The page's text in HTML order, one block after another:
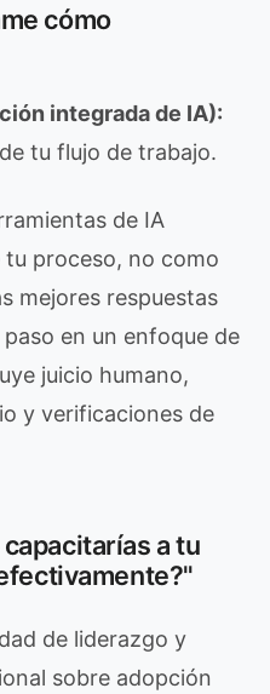
cómo
integrada de IA):
tu flujo de trabajo.
de IA
proceso, no como
mejores respuestas
en un enfoque de
juicio humano,
y verificaciones de
a tu
de liderazgo y
sobre adopción